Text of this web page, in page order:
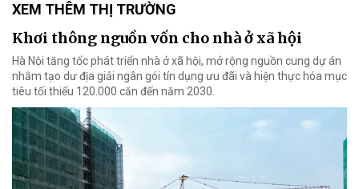
XEM THÊM THỊ TRƯỜNG
Khơi thông nguồn vốn cho nhà ở xã hội
Hà Nội tăng tốc phát triển nhà ở xã hội, mở rộng nguồn cung dự án
nhằm tạo dư địa giải ngân gói tín dụng ưu đãi và hiện thực hóa mục
tiêu tối thiểu 120.000 căn đến năm 2030.